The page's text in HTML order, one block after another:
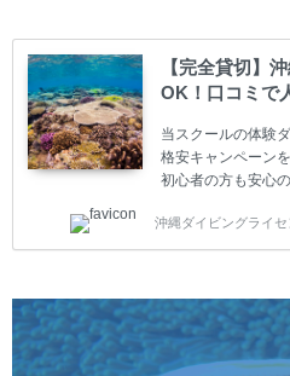
イセンスを取得し
ーター様はファン
10%OFF、フル器
沖縄本島周辺ビー
込)【 2ビーチ 】
【完全貸切】
OK！口コミで
当スクールの体験
格安キャンペーン
初心者の方も安心
1人様から気軽に
画質の記念撮影&
す。 沖縄本島周辺
ンペーン！！￥
険 / 全て込み ダイ
気軽に体験できる
沖縄ダイビングライ